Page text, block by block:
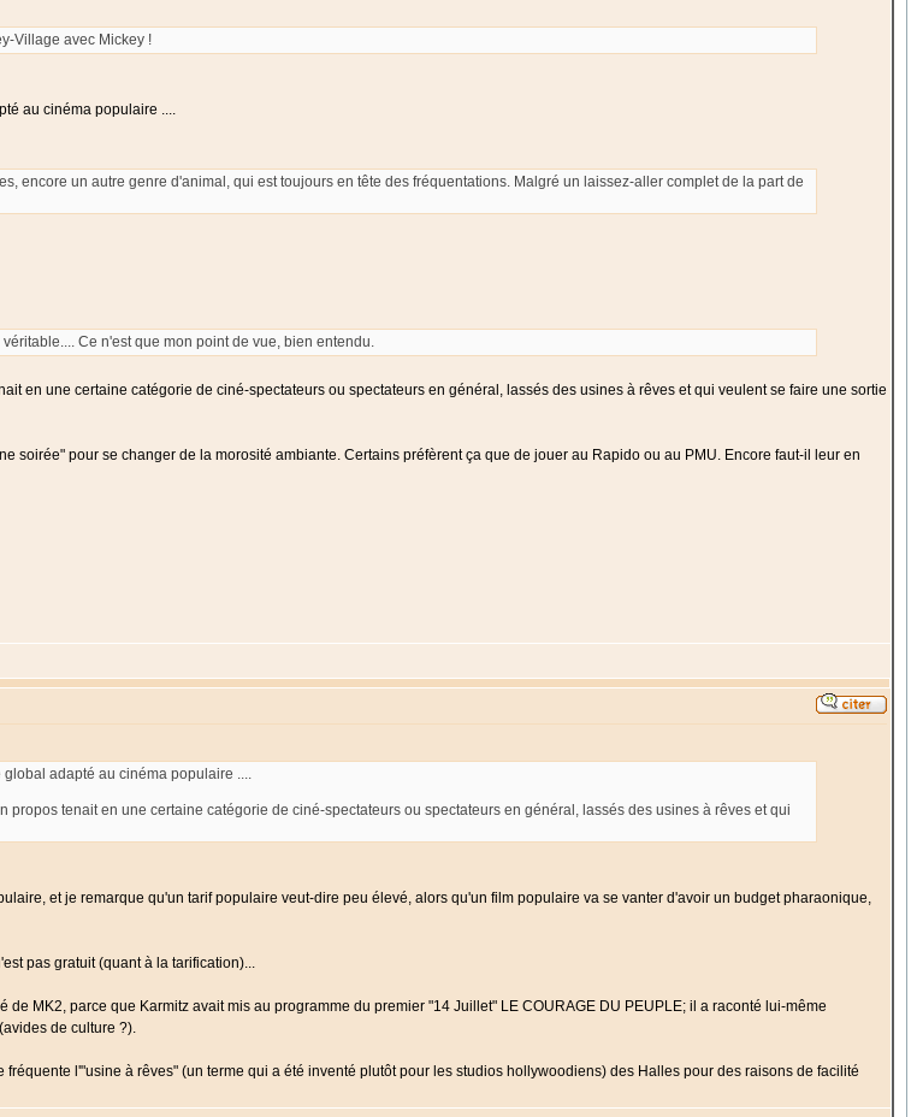
Village avec Mickey !
au cinéma populaire ....
encore un autre genre d'animal, qui est toujours en tête des fréquentations. Malgré un laissez-aller complet de la part de
Ce n'est que mon point de vue, bien entendu.
en une certaine catégorie de ciné-spectateurs ou spectateurs en général, lassés des usines à rêves et qui veulent se faire une sortie
soirée" pour se changer de la morosité ambiante. Certains préfèrent ça que de jouer au Rapido ou au PMU. Encore faut-il leur en
adapté au cinéma populaire ....
tenait en une certaine catégorie de ciné-spectateurs ou spectateurs en général, lassés des usines à rêves et qui
et je remarque qu'un tarif populaire veut-dire peu élevé, alors qu'un film populaire va se vanter d'avoir un budget pharaonique,
pas gratuit (quant à la tarification)...
MK2, parce que Karmitz avait mis au programme du premier "14 Juillet" LE COURAGE DU PEUPLE; il a raconté lui-même
de culture ?).
l'"usine à rêves" (un terme qui a été inventé plutôt pour les studios hollywoodiens) des Halles pour des raisons de facilité